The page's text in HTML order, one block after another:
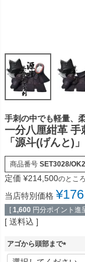
手刺の中でも軽量、
一分八厘紺革 手
「源斗(げんと)」
商品番号 SET3028/
定価 ¥214,500のところ
当店特別価格 ¥
[ 1,600 円分ポイント進
送料込
アゴから頭部まで
(